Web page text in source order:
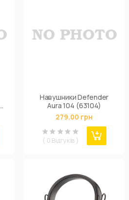
Навушники Defender
Aura 104 (63104)
279.00 грн
( 0 Відгуків )